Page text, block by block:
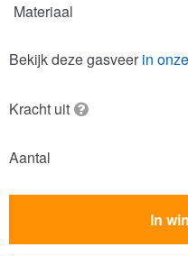
Materiaal
Bekijk deze gasveer in
Kracht uit
Aantal
In